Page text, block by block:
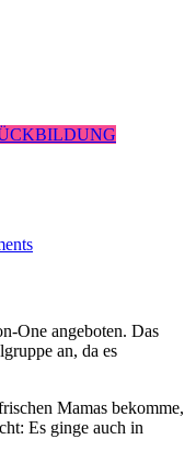
One angeboten. Das
an, da es
Mamas bekomme,
Es ginge auch in